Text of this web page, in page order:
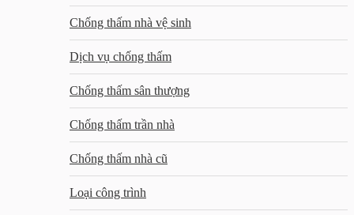
Chống thấm nhà vệ sinh
Dịch vụ chống thấm
Chống thấm sân thượng
Chống thấm trần nhà
Chống thấm nhà cũ
Loại công trình